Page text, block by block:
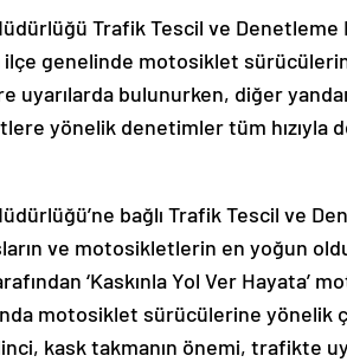
Trafik Tescil ve Denetleme
ilçe genelinde motosiklet
uyarılarda bulunurken, diğer
yönelik denetimler tüm hızıyla
bağlı Trafik Tescil ve
ve motosikletlerin en yoğun
‘Kaskınla Yol Ver Hayata’
motosiklet sürücülerine yönelik
kask takmanın önemi, trafikte